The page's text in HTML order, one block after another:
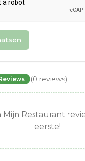
(0 reviews)
Mijn Restaurant
eerste!